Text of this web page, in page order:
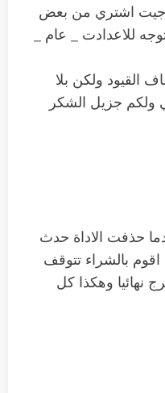
جيت اشتري من بعض
للاعدادت _ عام _
القيود ولكن بلا
ولكم جزيل الشكر
حذفت الاداة حدث
بالشراء تتوقف
نهائيا وهكذا كل